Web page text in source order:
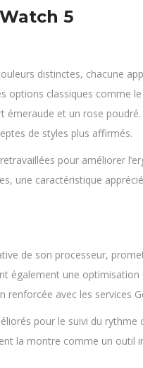
5
distinctes, chacune
options classiques comme
émeraude et un rose
de styles plus affirmés.
pour améliorer
une caractéristique
de son processeur,
également une optimisation
renforcée avec les services
pour le suivi du rythme
la montre comme un outil